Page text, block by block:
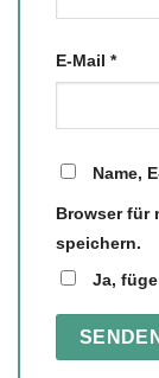
E-Mail *
Name,
Browser für
speichern.
Ja,